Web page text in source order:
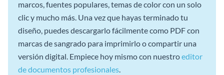
marcos, fuentes populares, temas de color con un solo
clic y mucho más. Una vez que hayas terminado tu
diseño, puedes descargarlo fácilmente como PDF con
marcas de sangrado para imprimirlo o compartir una
versión digital. Empiece hoy mismo con nuestroeditor
de documentos profesionales.